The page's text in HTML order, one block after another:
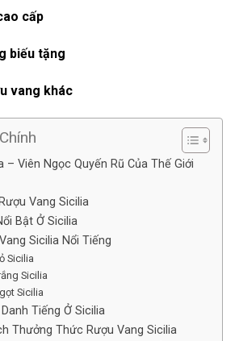
cấp
biếu tặng
vang khác
– Viên Ngọc Quyến Rũ Của Thế Giới
Vang Sicilia
Bật Ở Sicilia
Sicilia Nổi Tiếng
Sicilia
Sicilia
Sicilia
Tiếng Ở Sicilia
Thưởng Thức Rượu Vang Sicilia